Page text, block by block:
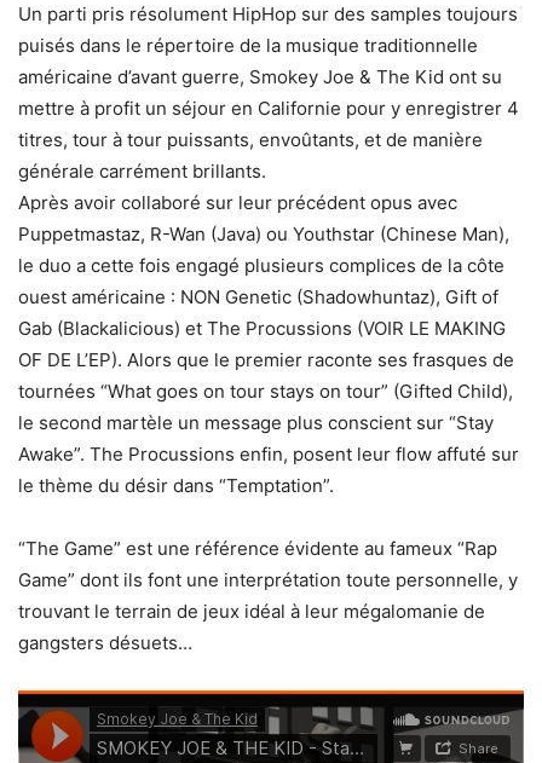
Un parti pris résolument HipHop sur des samples toujours
puisés dans le répertoire de la musique traditionnelle
américaine d’avant guerre, Smokey Joe & The Kid ont su
mettre à profit un séjour en Californie pour y enregistrer 4
titres, tour à tour puissants, envoûtants, et de manière
générale carrément brillants.
Après avoir collaboré sur leur précédent opus avec
Puppetmastaz, R-Wan (Java) ou Youthstar (Chinese Man),
le duo a cette fois engagé plusieurs complices de la côte
ouest américaine : NON Genetic (Shadowhuntaz), Gift of
Gab (Blackalicious) et The Procussions (VOIR LE MAKING
OF DE L’EP). Alors que le premier raconte ses frasques de
tournées “What goes on tour stays on tour” (Gifted Child),
le second martèle un message plus conscient sur “Stay
Awake”. The Procussions enfin, posent leur flow affuté sur
le thème du désir dans “Temptation”.
“The Game” est une référence évidente au fameux “Rap
Game” dont ils font une interprétation toute personnelle, y
trouvant le terrain de jeux idéal à leur mégalomanie de
gangsters désuets…